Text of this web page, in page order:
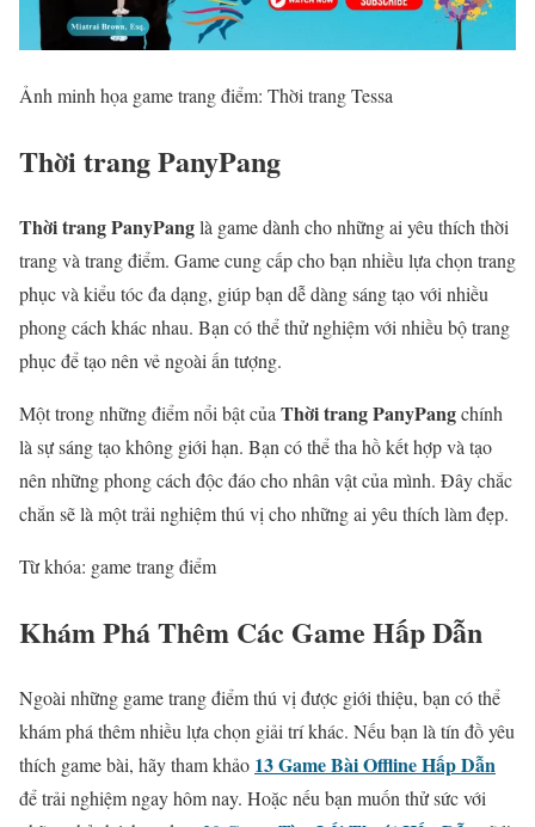
Ảnh minh họa game trang điểm: Thời trang Tessa
Thời trang PanyPang
Thời trang PanyPanglà game dành cho những ai yêu thích thời
trang và trang điểm. Game cung cấp cho bạn nhiều lựa chọn trang
phục và kiểu tóc đa dạng, giúp bạn dễ dàng sáng tạo với nhiều
phong cách khác nhau. Bạn có thể thử nghiệm với nhiều bộ trang
phục để tạo nên vẻ ngoài ấn tượng.
Một trong những điểm nổi bật của Thời trang PanyPangchính
là sự sáng tạo không giới hạn. Bạn có thể tha hồ kết hợp và tạo
nên những phong cách độc đáo cho nhân vật của mình. Đây chắc
chắn sẽ là một trải nghiệm thú vị cho những ai yêu thích làm đẹp.
Từ khóa: game trang điểm
Khám Phá Thêm Các Game Hấp Dẫn
Ngoài những game trang điểm thú vị được giới thiệu, bạn có thể
khám phá thêm nhiều lựa chọn giải trí khác. Nếu bạn là tín đồ yêu
thích game bài, hãy tham khảo 13 Game Bài Offline Hấp Dẫn
để trải nghiệm ngay hôm nay. Hoặc nếu bạn muốn thử sức với